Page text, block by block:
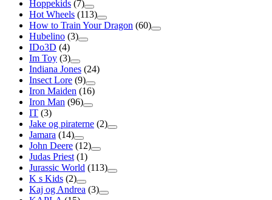
Hoppekids (7)
Hot Wheels (113)
How to Train Your Dragon (60)
Hubelino (3)
IDo3D (4)
Im Toy (3)
Indiana Jones (24)
Insect Lore (9)
Iron Maiden (16)
Iron Man (96)
IT (3)
Jake og piraterne (2)
Jamara (14)
John Deere (12)
Judas Priest (1)
Jurassic World (113)
K s Kids (2)
Kaj og Andrea (3)